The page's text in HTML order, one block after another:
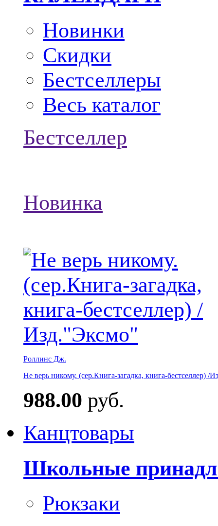
Новинки
Скидки
Бестселлеры
Весь каталог
Бестселлер
Новинка
Роллинс Дж.
Не верь никому. (сер.Книга-загадка, книга-бестселлер) /
988.00 руб.
Канцтовары
Школьные
Рюкзаки